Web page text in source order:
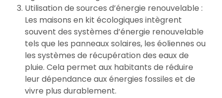
Utilisation de sources d’énergie renouvelable :
Les maisons en kit écologiques intègrent
souvent des systèmes d’énergie renouvelable
tels que les panneaux solaires, les éoliennes ou
les systèmes de récupération des eaux de
pluie. Cela permet aux habitants de réduire
leur dépendance aux énergies fossiles et de
vivre plus durablement.